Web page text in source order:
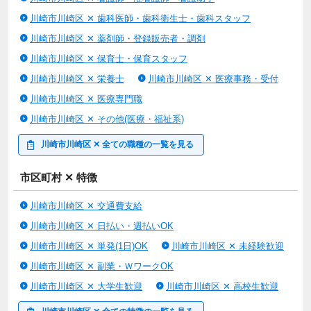
川崎市川崎区 ✕ 歯科医師・歯科衛生士・歯科スタッフ
川崎市川崎区 ✕ 薬剤師・登録販売者・調剤
川崎市川崎区 ✕ 保育士・保育スタッフ
川崎市川崎区 ✕ 栄養士
川崎市川崎区 ✕ 医療事務・受付
川崎市川崎区 ✕ 医療専門職
川崎市川崎区 ✕ その他(医療・福祉系)
川崎市川崎区 ✕ 全ての職種の一覧を見る
市区町村 ✕ 特徴
川崎市川崎区 ✕ 交通費支給
川崎市川崎区 ✕ 日払い・週払いOK
川崎市川崎区 ✕ 単発(1日)OK
川崎市川崎区 ✕ 未経験歓迎
川崎市川崎区 ✕ 副業・ＷワークOK
川崎市川崎区 ✕ 大学生歓迎
川崎市川崎区 ✕ 高校生歓迎